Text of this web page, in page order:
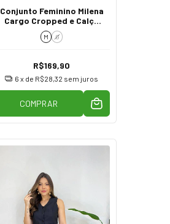
Conjunto Feminino Milena
Cargo Cropped e Calça
Azul Marinho
M G
R$169,90
6 x de R$28,32 sem juros
COMPRAR